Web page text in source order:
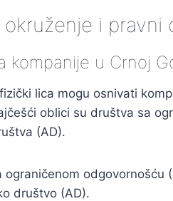
okruženje i pravni
kompanije u Crnoj
lica mogu osnivati
oblici su društva sa
(AD).
ograničenom odgovornošću
društvo (AD).